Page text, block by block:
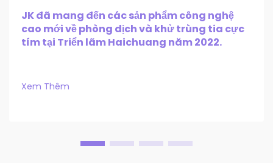
JK đã mang đến các sản phẩm công nghệ
cao mới về phòng dịch và khử trùng tia cực
tím tại Triển lãm Haichuang năm 2022.
Xem Thêm